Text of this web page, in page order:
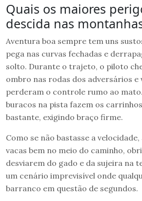
Quais os maiores
descida nas
Aventura boa sempre tem uns
pega nas curvas fechadas e
solto. Durante o trajeto, o piloto
ombro nas rodas dos adversários e
perderam o controle rumo ao
buracos na pista fazem os
bastante, exigindo braço firme.
Como se não bastasse a
vacas bem no meio do caminho,
desviarem do gado e da sujeira na
um cenário imprevisível onde
barranco em questão de segundos.